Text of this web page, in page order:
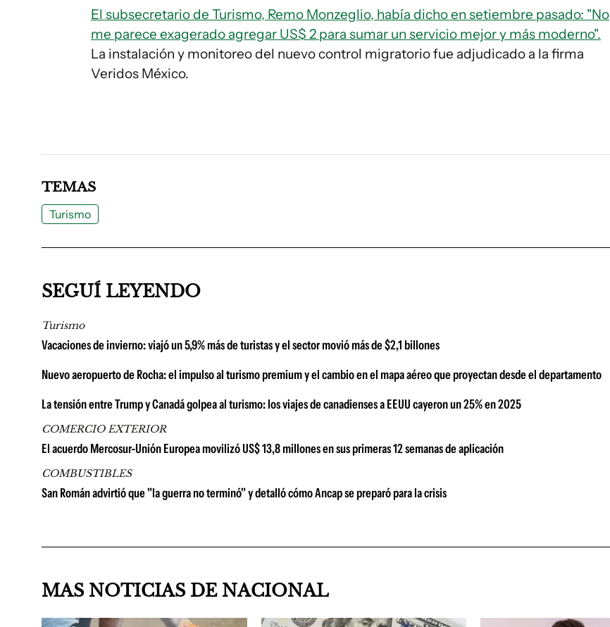
El subsecretario de Turismo, Remo Monzeglio, había dicho en setiembre pasado: "No
me parece exagerado agregar US$ 2 para sumar un servicio mejor y más moderno".
La instalación y monitoreo del nuevo control migratorio fue adjudicado a la firma
Veridos México.
TEMAS
Turismo
SEGUÍ LEYENDO
Turismo
Vacaciones de invierno: viajó un 5,9% más de turistas y el sector movió más de $2,1 billones
Nuevo aeropuerto de Rocha: el impulso al turismo premium y el cambio en el mapa aéreo que proyectan desde el departamento
La tensión entre Trump y Canadá golpea al turismo: los viajes de canadienses a EEUU cayeron un 25% en 2025
COMERCIO EXTERIOR
El acuerdo Mercosur-Unión Europea movilizó US$ 13,8 millones en sus primeras 12 semanas de aplicación
COMBUSTIBLES
San Román advirtió que "la guerra no terminó" y detalló cómo Ancap se preparó para la crisis
MAS NOTICIAS DE NACIONAL